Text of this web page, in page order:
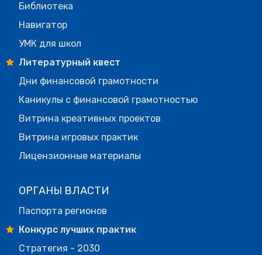
Библиотека
Навигатор
УМК для школ
Литературный квест
Дни финансовой грамотности
Каникулы с финансовой грамотностью
Витрина креативных проектов
Витрина игровых практик
Лицензионные материалы
ОРГАНЫ ВЛАСТИ
Паспорта регионов
Конкурс лучших практик
Стратегия - 2030